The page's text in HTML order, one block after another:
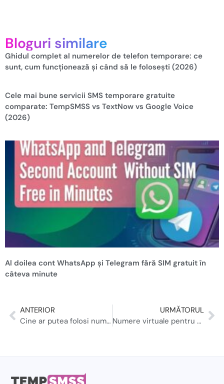
Bloguri similare
Ghidul complet al numerelor de telefon temporare: ce
sunt, cum funcționează și când să le folosești (2026)
Cele mai bune servicii SMS temporare gratuite
comparate: TempSMSS vs TextNow vs Google Voice
(2026)
Al doilea cont WhatsApp și Telegram fără SIM gratuit în
câteva minute
ANTERIOR
Cine ar putea folosi numerele de telefon temporare?
URMĂTORUL
Numere virtuale pentru a primi coduri OTP online: un ghid cuprinzător